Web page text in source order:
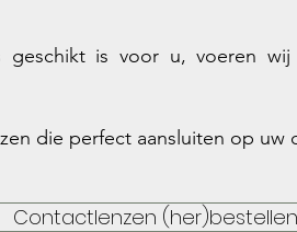
geschikt is voor u, voeren
die perfect aansluiten op uw
Contactlenzen (her)bestellen